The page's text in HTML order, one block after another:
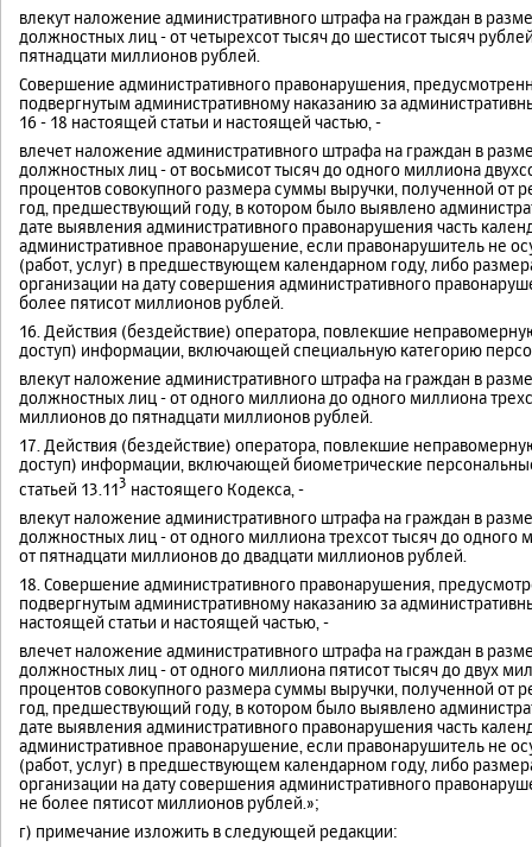
влекут наложение административного штрафа на граждан в
должностных лиц - от четырехсот тысяч до шестисот тысяч
пятнадцати миллионов рублей.
Совершение административного правонарушения,
подвергнутым административному наказанию за
16 - 18 настоящей статьи и настоящей частью, -
влечет наложение административного штрафа на граждан в
должностных лиц - от восьмисот тысяч до одного миллиона
процентов совокупного размера суммы выручки, полученной от
год, предшествующий году, в котором было выявлено
дате выявления административного правонарушения часть
административное правонарушение, если правонарушитель не
(работ, услуг) в предшествующем календарном году, либо
организации на дату совершения административного
более пятисот миллионов рублей.
16. Действия (бездействие) оператора, повлекшие
доступ) информации, включающей специальную категорию
влекут наложение административного штрафа на граждан в
должностных лиц - от одного миллиона до одного миллиона
миллионов до пятнадцати миллионов рублей.
17. Действия (бездействие) оператора, повлекшие
доступ) информации, включающей биометрические
статьей 13.113 настоящего Кодекса, -
влекут наложение административного штрафа на граждан в
должностных лиц - от одного миллиона трехсот тысяч до
от пятнадцати миллионов до двадцати миллионов рублей.
18. Совершение административного правонарушения,
подвергнутым административному наказанию за
настоящей статьи и настоящей частью, -
влечет наложение административного штрафа на граждан в
должностных лиц - от одного миллиона пятисот тысяч до двух
процентов совокупного размера суммы выручки, полученной от
год, предшествующий году, в котором было выявлено
дате выявления административного правонарушения часть
административное правонарушение, если правонарушитель не
(работ, услуг) в предшествующем календарном году, либо
организации на дату совершения административного
не более пятисот миллионов рублей.»;
г) примечание изложить в следующей редакции: